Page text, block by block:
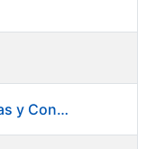
Oficial 1ª Máquinas Herramientas y Control Numérico